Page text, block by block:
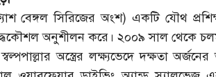
বেঙ্গল সিরিজের অংশ) একটি যৌথ
অনুশীলন করে। ২০০৯ সাল থেকে
অস্ত্রের লক্ষ্যভেদে দক্ষতা